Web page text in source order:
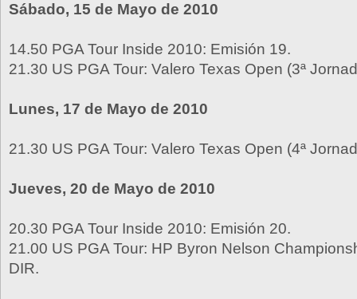
Sábado, 15 de Mayo de 2010
14.50 PGA Tour Inside 2010: Emisión 19.
21.30 US PGA Tour: Valero Texas Open (3ª
Lunes, 17 de Mayo de 2010
21.30 US PGA Tour: Valero Texas Open (4ª
Jueves, 20 de Mayo de 2010
20.30 PGA Tour Inside 2010: Emisión 20.
21.00 US PGA Tour: HP Byron Nelson
DIR.